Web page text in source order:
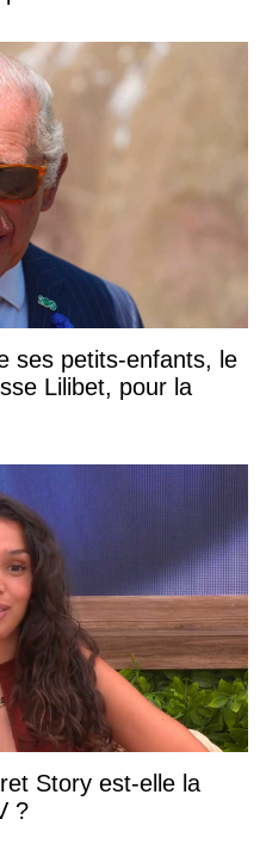
ses petits-enfants, le
Lilibet, pour la
Story est-elle la
?